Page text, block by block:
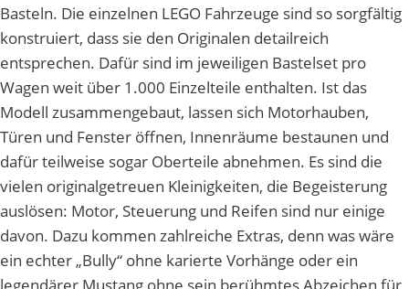
Basteln. Die einzelnen LEGO Fahrzeuge sind so sorgfältig
konstruiert, dass sie den Originalen detailreich
entsprechen. Dafür sind im jeweiligen Bastelset pro
Wagen weit über 1.000 Einzelteile enthalten. Ist das
Modell zusammengebaut, lassen sich Motorhauben,
Türen und Fenster öffnen, Innenräume bestaunen und
dafür teilweise sogar Oberteile abnehmen. Es sind die
vielen originalgetreuen Kleinigkeiten, die Begeisterung
auslösen: Motor, Steuerung und Reifen sind nur einige
davon. Dazu kommen zahlreiche Extras, denn was wäre
ein echter „Bully“ ohne karierte Vorhänge oder ein
legendärer Mustang ohne sein berühmtes Abzeichen für